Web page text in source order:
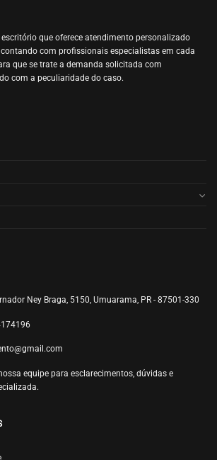
que oferece atendimento personalizado
com profissionais especialistas em cada
que se trate a demanda solicitada com
com a peculiaridade do caso.
Ney Braga, 5150, Umuarama, PR - 87501-330
equipe para esclarecimentos, dúvidas e